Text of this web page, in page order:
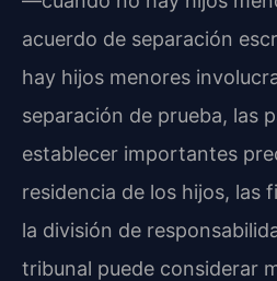
acuerdo de separación
hay hijos menores
separación de prueba, las
establecer importantes
residencia de los hijos, las
la división de
tribunal puede considerar